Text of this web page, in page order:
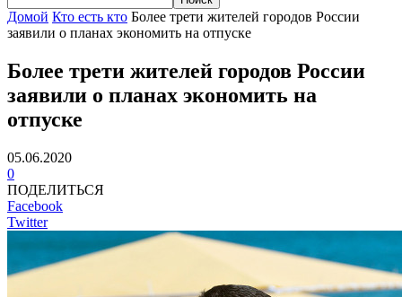
Домой Кто есть кто Более трети жителей городов России
заявили о планах экономить на отпуске
Более трети жителей городов России
заявили о планах экономить на
отпуске
05.06.2020
0
ПОДЕЛИТЬСЯ
Facebook
Twitter